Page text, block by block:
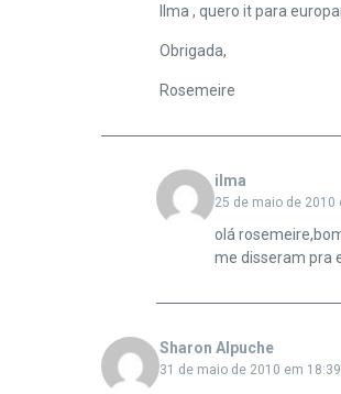
Ilma , quero it para
Obrigada,
Rosemeire
ilma
25 de maio de 2010
olá
me disseram pra
Sharon Alpuche
31 de maio de 2010 em 18:39